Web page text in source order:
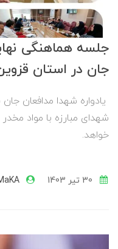
جلسه هماهنگی
جان در استان
یادواره شهدا مدافعان
شهدای مبارزه با مواد مخدر
خواهد.